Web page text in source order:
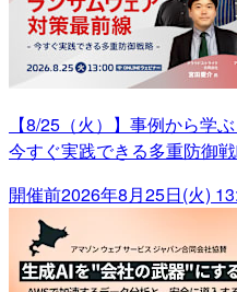
【8/25（火）】事例から学
今すぐ実践できる多重防御
開催前2026年8月25日(火)